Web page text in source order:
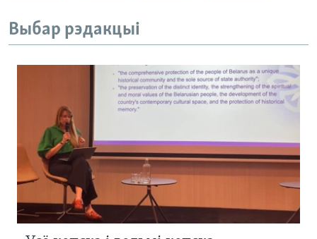
Выбар рэдакцыі